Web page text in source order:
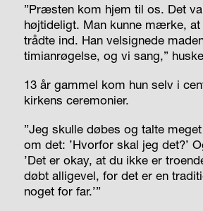
”Præsten kom hjem til os. Det
højtideligt. Man kunne mærke, at
trådte ind. Han velsignede
timianrøgelse, og vi sang,”
13 år gammel kom hun selv i
kirkens ceremonier.
”Jeg skulle døbes og talte
om det: ’Hvorfor skal jeg det?’
’Det er okay, at du ikke er
døbt alligevel, for det er en
noget for far.’”